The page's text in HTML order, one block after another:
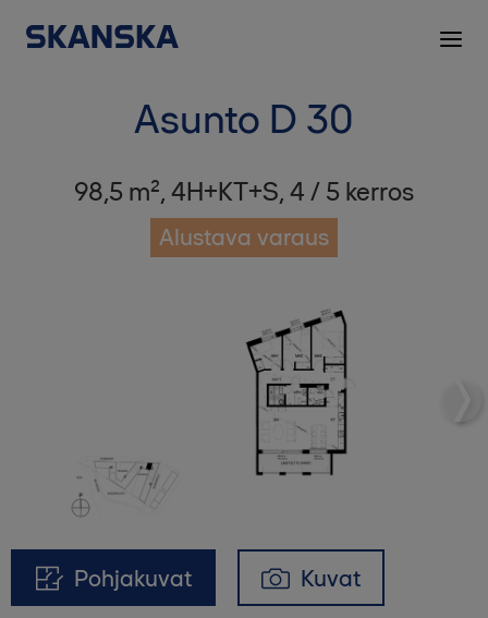
Asunto D 30
98,5 m², 4H+KT+S, 4 / 5 kerros
Alustava varaus
Pohjakuvat Kuvat